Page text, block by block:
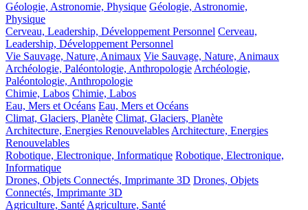
Géologie, Astronomie, Physique Géologie, Astronomie,
Physique
Cerveau, Leadership, Développement Personnel Cerveau,
Leadership, Développement Personnel
Vie Sauvage, Nature, Animaux Vie Sauvage, Nature, Animaux
Archéologie, Paléontologie, AnthropologieArchéologie,
Paléontologie, Anthropologie
Chimie, Labos Chimie, Labos
Eau, Mers et Océans Eau, Mers et Océans
Climat, Glaciers, Planète Climat, Glaciers, Planète
Architecture, Energies RenouvelablesArchitecture, Energies
Renouvelables
Robotique, Electronique, Informatique Robotique, Electronique,
Informatique
Drones, Objets Connectés, Imprimante 3D Drones, Objets
Connectés, Imprimante 3D
Agriculture, SantéAgriculture, Santé